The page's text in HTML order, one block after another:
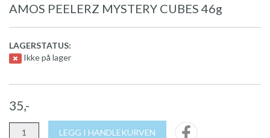
AMOS PEELERZ MYSTERY CUBES 46g
LAGERSTATUS:
Ikke på lager
35,-
LEGG I HANDLEKURVEN